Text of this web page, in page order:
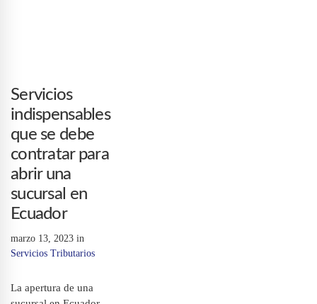
Servicios
indispensables
que se debe
contratar para
abrir una
sucursal en
Ecuador
marzo 13, 2023 in
Servicios Tributarios
La apertura de una